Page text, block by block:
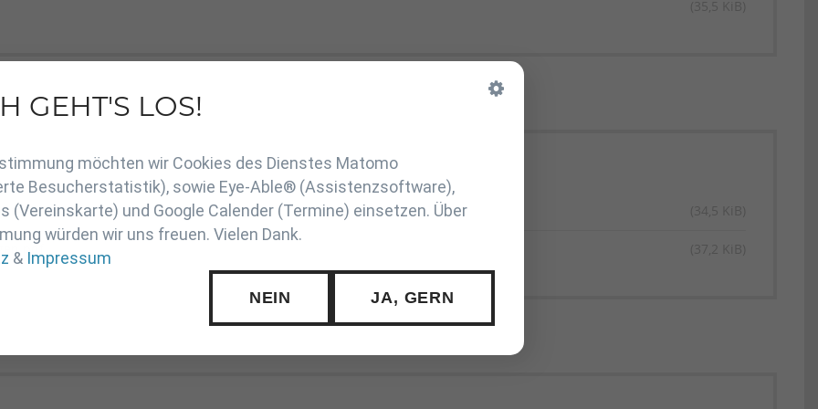
(35,5 KiB)
- JVP.pdf (34,5 KiB)
(37,2 KiB)
GEHT'S LOS!
möchten wir Cookies des Dienstes Matomo
Besucherstatistik), sowie Eye-Able® (Assistenzsoftware),
(Vereinskarte) und Google Calender (Termine) einsetzen. Über
würden wir uns freuen. Vielen Dank.
& Impressum
NEIN JA, GERN